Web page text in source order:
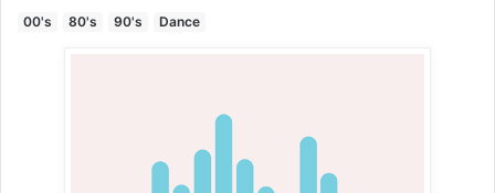
00's 80's 90's Dance